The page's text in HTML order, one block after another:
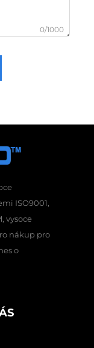
0/1000
ISO9001,
vysoce
nákup pro
o